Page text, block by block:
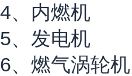
4、内燃机
5、发电机
6、燃气涡轮机